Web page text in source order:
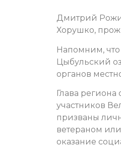
Дмитрий
Хорушко,
Напомним,
Цыбульский
органов
Глава
участников
призваны
ветераном
оказание